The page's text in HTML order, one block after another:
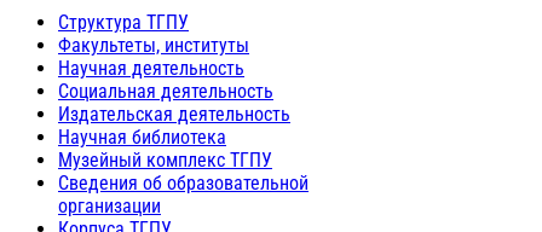
Структура ТГПУ
Факультеты, институты
Научная деятельность
Социальная деятельность
Издательская деятельность
Научная библиотека
Музейный комплекс ТГПУ
Сведения об образовательной
организации